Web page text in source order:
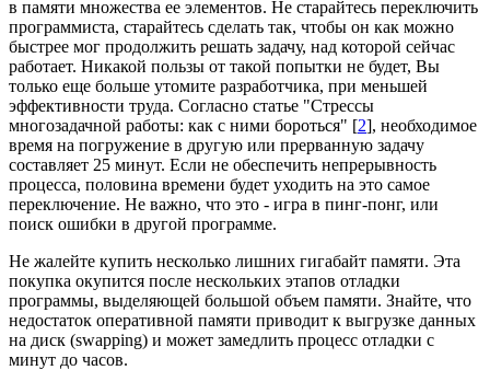
в памяти множества ее элементов. Не старайтесь переключить
программиста, старайтесь сделать так, чтобы он как можно
быстрее мог продолжить решать задачу, над которой сейчас
работает. Никакой пользы от такой попытки не будет, Вы
только еще больше утомите разработчика, при меньшей
эффективности труда. Согласно статье "Стрессы
многозадачной работы: как с ними бороться" [2], необходимое
время на погружение в другую или прерванную задачу
составляет 25 минут. Если не обеспечить непрерывность
процесса, половина времени будет уходить на это самое
переключение. Не важно, что это - игра в пинг-понг, или
поиск ошибки в другой программе.
Не жалейте купить несколько лишних гигабайт памяти. Эта
покупка окупится после нескольких этапов отладки
программы, выделяющей большой объем памяти. Знайте, что
недостаток оперативной памяти приводит к выгрузке данных
на диск (swapping) и может замедлить процесс отладки с
минут до часов.